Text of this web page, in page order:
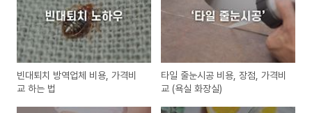
빈대퇴치 방역업체 비용, 가격비
교 하는 법
타일 줄눈시공 비용, 장점, 가격비
교 (욕실 화장실)